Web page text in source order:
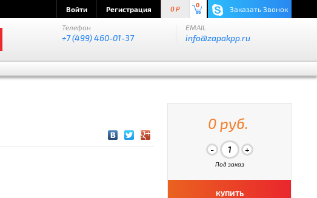
Войти Регистрация 0 P
0 Заказать Звонок
Телефон
+7 (499) 460-01-37
EMAIL
info@zapakpp.ru
0 руб.
Под заказ
КУПИТЬ